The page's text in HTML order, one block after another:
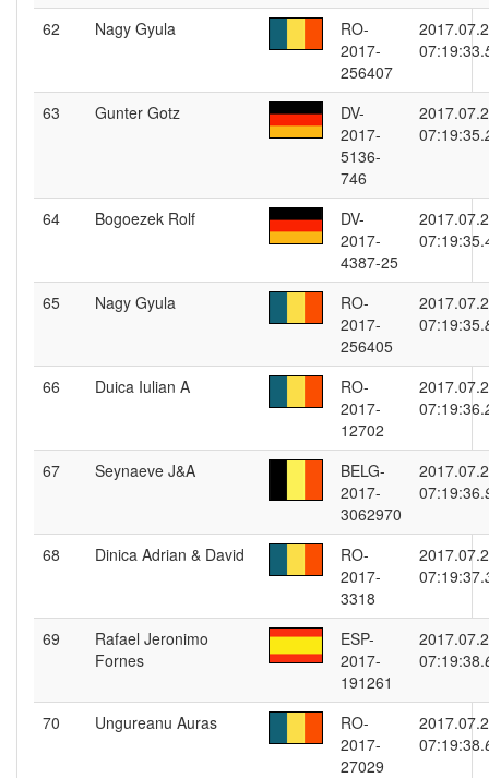
62 Nagy Gyula
RO-
2017-
256407
07:19:33.
63 Gunter Gotz
DV-
2017-
5136-
746
07:19:35.
64 Bogoezek Rolf
DV-
2017-
4387-25
07:19:35.
65 Nagy Gyula
RO-
2017-
256405
07:19:35.
66 Duica Iulian A
RO-
2017-
12702
07:19:36.
67 Seynaeve J&A
BELG-
2017-
3062970
07:19:36.
68 Dinica Adrian & David
RO-
2017-
3318
07:19:37.
69
Rafael Jeronimo
Fornes
ESP-
2017-
191261
07:19:38.
70 Ungureanu Auras
RO-
2017-
27029
07:19:38.